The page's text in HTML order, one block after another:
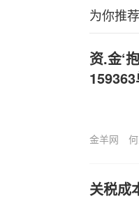
为你推荐
资.金‘
159363
金羊网
关税成